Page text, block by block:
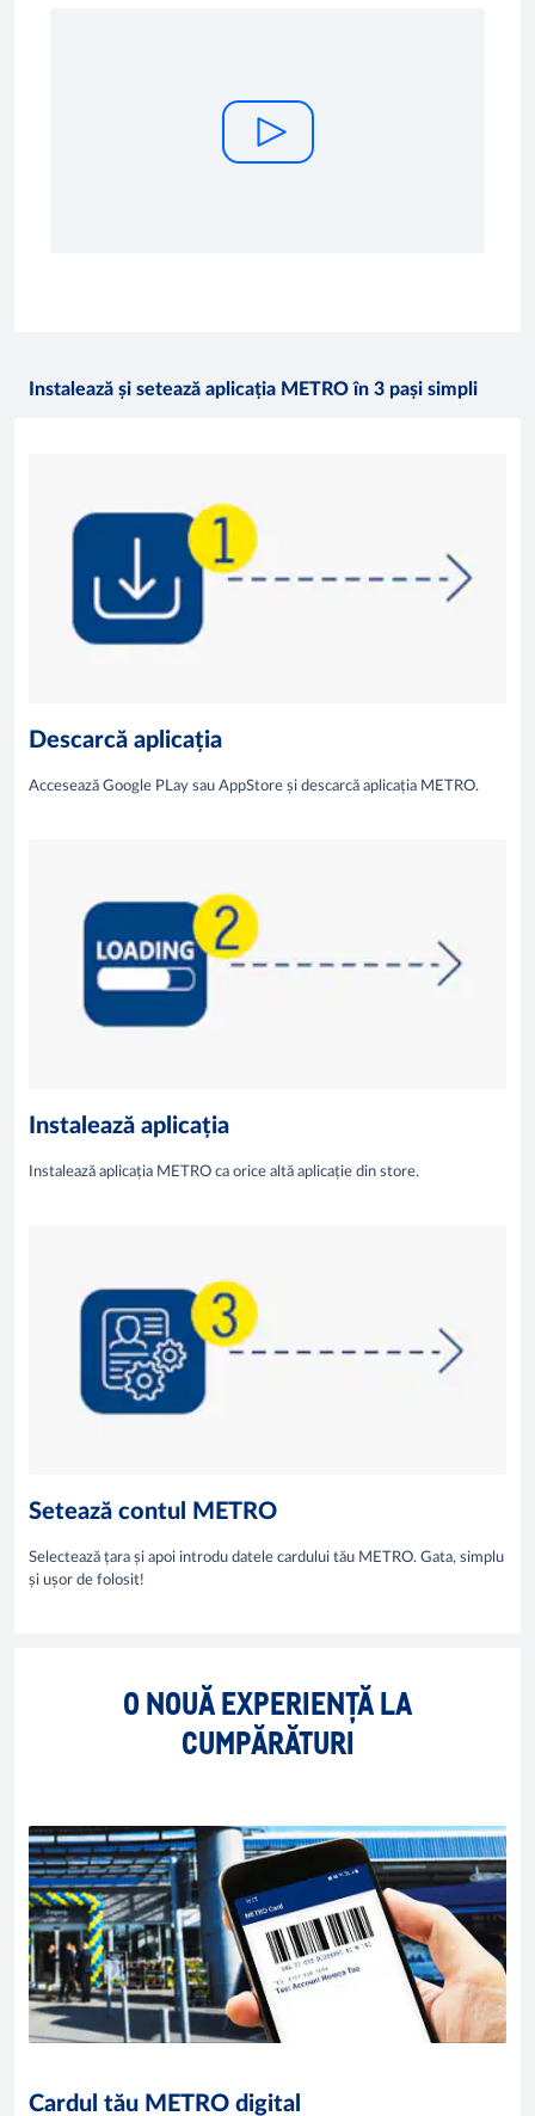
Instalează și setează aplicația METRO în 3 pași simpli
Descarcă aplicația
Accesează Google PLay sau AppStore și descarcă aplicația METRO.
Instalează aplicația
Instalează aplicația METRO ca orice altă aplicație din store.
Setează contul METRO
Selectează țara și apoi introdu datele cardului tău METRO. Gata, simplu
și ușor de folosit!
O NOUĂ EXPERIENȚĂ LA
CUMPĂRĂTURI
Cardul tău METRO digital